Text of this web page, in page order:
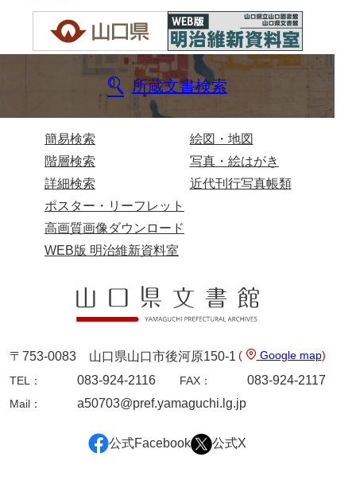
特設文庫
所蔵文書検索
簡易検索
階層検索
詳細検索
絵図・地図
写真・絵はがき
近代刊行写真帳類
ポスター・リーフレット
高画質画像ダウンロード
WEB版 明治維新資料室
〒753-0083 山口県山口市後河原150-1 ( Google map)
TEL：
083-924-2116 FAX： 083-924-2117
Mail： a50703@pref.yamaguchi.lg.jp
公式Facebook 公式X